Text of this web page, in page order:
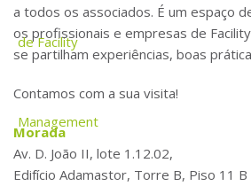
a todos os associados. É um espaço
os profissionais e empresas de
se partilham experiências, boas
Contamos com a sua visita!
Morada
Av. D. João II, lote 1.12.02,
Edifício Adamastor, Torre B, Piso 11 B